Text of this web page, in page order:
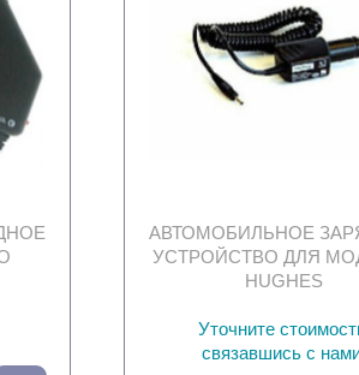
АВТОМОБИЛЬНОЕ
УСТРОЙСТВО ДЛЯ
HUGHES
Уточните
связавшись с